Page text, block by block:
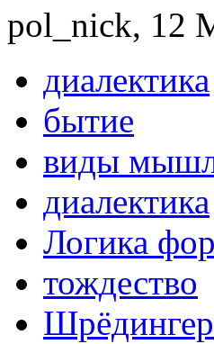
pol_nick, 12
диалектика
бытие
виды
диалектика
Логика
тождество
Шрёдингер